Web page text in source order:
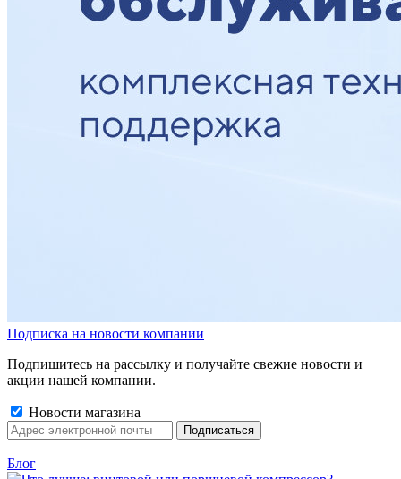
Подписка на новости компании
Подпишитесь на рассылку и получайте свежие новости и
акции нашей компании.
Новости магазина
Блог